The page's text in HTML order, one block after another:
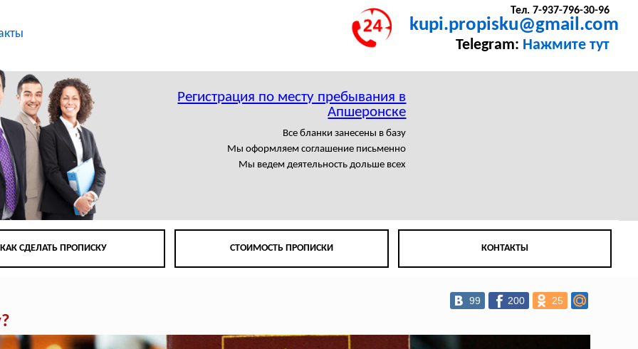
Тел. 7-937-796-30-96
kupi.propisku@gmail.com
Telegram: Нажмите тут
Регистрация по месту пребывания в
Апшеронске
Все бланки занесены в базу
Мы оформляем соглашение письменно
Мы ведем деятельность дольше всех
КАК СДЕЛАТЬ ПРОПИСКУ СТОИМОСТЬ ПРОПИСКИ КОНТАКТЫ
99 200 25